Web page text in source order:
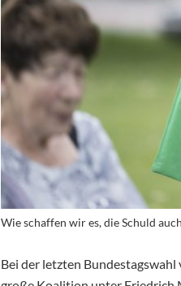
Wie schaffen wir es, die Schuld
Bei der letzten